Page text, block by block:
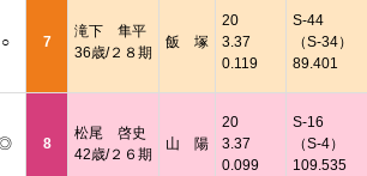
○ 7
滝下 隼平
36歳/２８期
飯 塚
20
3.37
0.119
S-44
（S-34）
89.401
8
松尾 啓史
42歳/２６期
山 陽
20
3.37
0.099
S-16
（S-4）
109.535